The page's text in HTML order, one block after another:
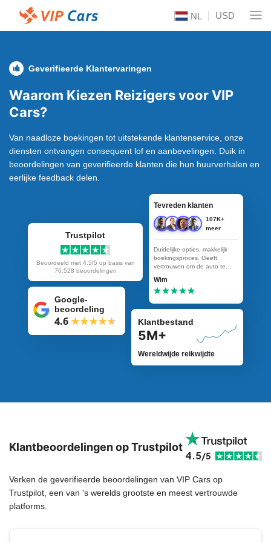
NL USD
Geverifieerde Klantervaringen
Waarom Kiezen Reizigers voor VIP
Cars?
Van naadloze boekingen tot uitstekende klantenservice, onze
diensten ontvangen consequent lof en aanbevelingen. Duik in
beoordelingen van geverifieerde klanten die hun huurverhalen en
eerlijke feedback delen.
Trustpilot
Beoordeeld met 4.5/5 op basis van
76.528 beoordelingen
Google-
beoordeling
4.6
Tevreden klanten
107K+
meer
Duidelijke opties, makkelijk
boekingsproces. Geeft
vertrouwen om de auto te
Wim
Klantbestand
5M+
Wereldwijde reikwijdte
Klantbeoordelingen op Trustpilot
4.5/5
Verken de geverifieerde beoordelingen van VIP Cars op
Trustpilot, een van 's werelds grootste en meest vertrouwde
platforms.